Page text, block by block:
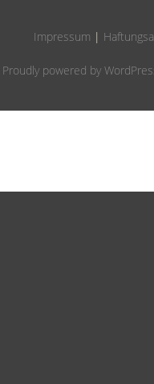
Impressum |
Proudly powered by